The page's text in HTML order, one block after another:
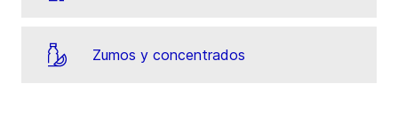
Zumos y concentrados